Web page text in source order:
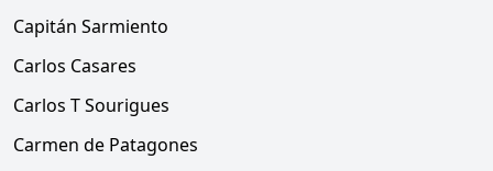
Capitán Sarmiento
Carlos Casares
Carlos T Sourigues
Carmen de Patagones